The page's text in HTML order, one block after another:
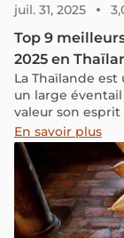
juil. 31, 2025
Top 9
2025 en
La Thaïlande
un large
valeur son
mois d'août est
majeurs tels
Pakk Taii
plus grands
août.
En savoir plus